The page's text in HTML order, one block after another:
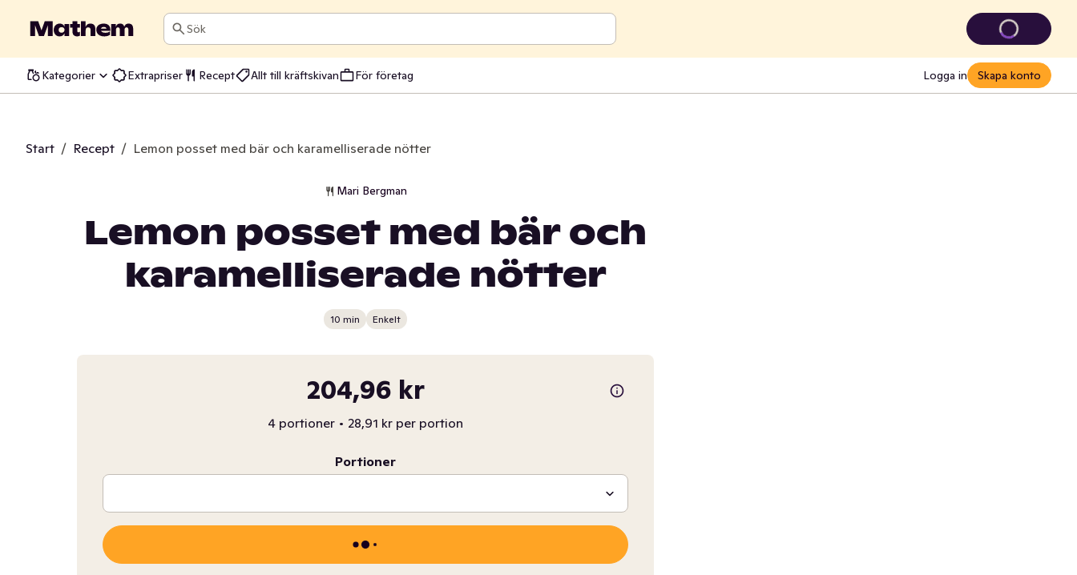
Sök
Kategorier Extrapriser Recept Allt till kräftskivan För företag Logga in Skapa konto
Start / Recept / Lemon posset med bär och karamelliserade nötter
Mari Bergman
Lemon posset med bär och
karamelliserade nötter
10 min Enkelt
204,96 kr
4 portioner • 28,91 kr per portion
Portioner